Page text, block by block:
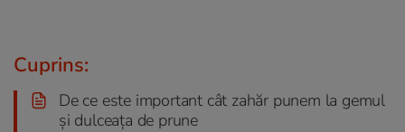
Cuprins:
De ce este important cât zahăr punem la gemul
și dulceața de prune